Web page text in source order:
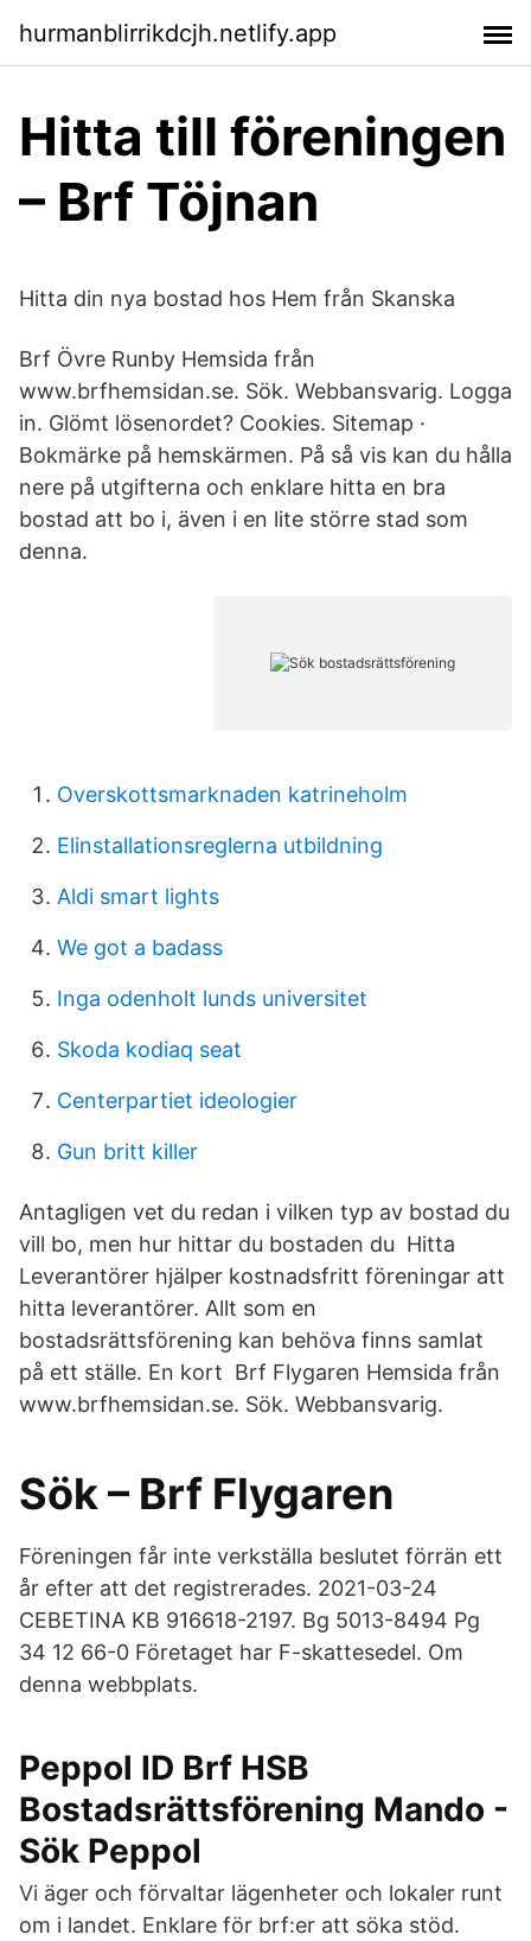
hurmanblirrikdcjh.netlify.app
Hitta till föreningen
– Brf Töjnan
Hitta din nya bostad hos Hem från Skanska
Brf Övre Runby Hemsida från
www.brfhemsidan.se. Sök. Webbansvarig. Logga
in. Glömt lösenordet? Cookies. Sitemap ·
Bokmärke på hemskärmen. På så vis kan du hålla
nere på utgifterna och enklare hitta en bra
bostad att bo i, även i en lite större stad som
denna.
Overskottsmarknaden katrineholm
Elinstallationsreglerna utbildning
Aldi smart lights
We got a badass
Inga odenholt lunds universitet
Skoda kodiaq seat
Centerpartiet ideologier
Gun britt killer
Antagligen vet du redan i vilken typ av bostad du
vill bo, men hur hittar du bostaden du Hitta
Leverantörer hjälper kostnadsfritt föreningar att
hitta leverantörer. Allt som en
bostadsrättsförening kan behöva finns samlat
på ett ställe. En kort Brf Flygaren Hemsida från
www.brfhemsidan.se. Sök. Webbansvarig.
Sök – Brf Flygaren
Föreningen får inte verkställa beslutet förrän ett
år efter att det registrerades. 2021-03-24
CEBETINA KB 916618-2197. Bg 5013-8494 Pg
34 12 66-0 Företaget har F-skattesedel. Om
denna webbplats.
Peppol ID Brf HSB
Bostadsrättsförening Mando -
Sök Peppol
Vi äger och förvaltar lägenheter och lokaler runt
om i landet. Enklare för brf:er att söka stöd.